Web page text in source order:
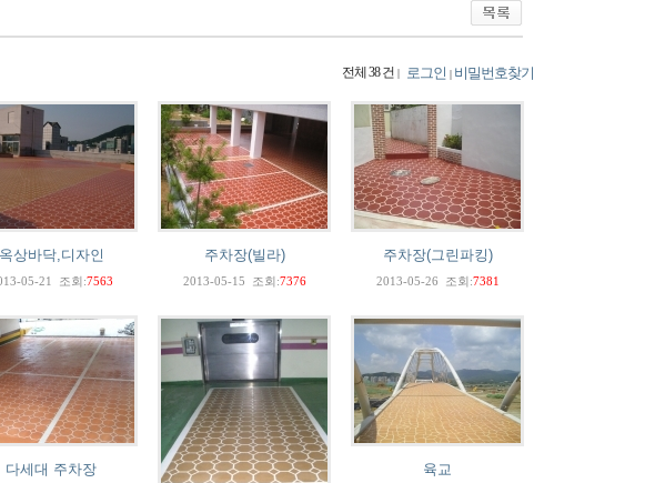
전체 38 건 | 로그인 | 비밀번호찾기
상바닥,디자인
05-21 조회:7563
주차장(빌라)
2013-05-15 조회:7376
주차장(그린파킹)
2013-05-26 조회:7381
다세대 주차장 육교